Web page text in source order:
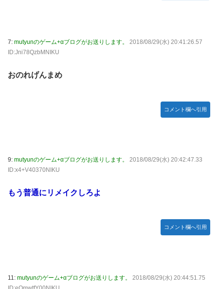
鮮でたまらん」の声【画像】
【種運命】ネオが結局よく分からないまま新しい映画が終わ
乃木坂ど新規の5期オタさんってもしかして、賀喜遥香のイ
ンスタフォロワー初動が大して伸びないと思ってませんでし
YAC卒業の日
ラｗｗｗｗｗ
賀喜遥香 ｢さくちゃんはちいかわ｣ 遠藤さくら ｢かっきーは
7: mutyunのゲーム+αブログがお送りします。
2018/08/29(水) 20:41:26.57
ID:Jni78QzbMNIKU
おのれげんまめ
コメント欄へ引用
9: mutyunのゲーム+αブログがお送りします。
2018/08/29(水) 20:42:47.33
ID:x4+V40370NIKU
もう普通にリメイクしろよ
コメント欄へ引用
11: mutyunのゲーム+αブログがお送りします。
2018/08/29(水) 20:44:51.75